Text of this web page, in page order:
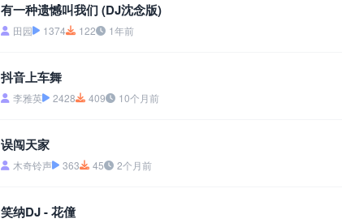
有一种遗憾叫我们 (DJ沈念版)
田园 1374 122 1年前
抖音上车舞
李雅英 2428 409 10个月前
误闯天家
木奇铃声 363 45 2个月前
笑纳DJ - 花僮